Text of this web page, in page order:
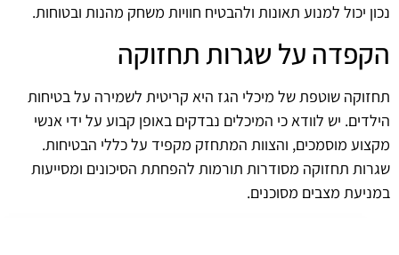
נכון יכול למנוע תאונות ולהבטיח חוויות משחק מהנות ובטוחות.
הקפדה על שגרות תחזוקה
תחזוקה שוטפת של מיכלי הגז היא קריטית לשמירה על בטיחות
הילדים. יש לוודא כי המיכלים נבדקים באופן קבוע על ידי אנשי
מקצוע מוסמכים, והצוות המתחזק מקפיד על כללי הבטיחות.
שגרות תחזוקה מסודרות תורמות להפחתת הסיכונים ומסייעות
במניעת מצבים מסוכנים.